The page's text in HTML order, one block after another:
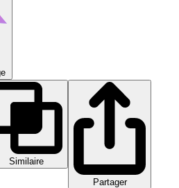
Similaire
Partager